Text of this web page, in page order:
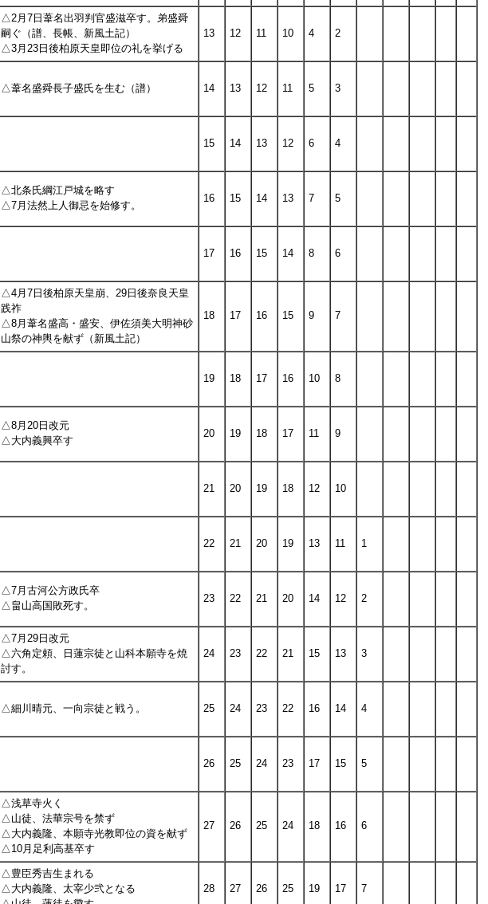
△2月7日葦名出羽判官盛滋卒す。弟盛舜
嗣ぐ（譜、長帳、新風土記）
△3月23日後柏原天皇即位の礼を挙げる
13 12 11 10 4 2
△葦名盛舜長子盛氏を生む（譜） 14 13 12 11 5 3
15 14 13 12 6 4
△北条氏綱江戸城を略す
△7月法然上人御忌を始修す。
16 15 14 13 7 5
17 16 15 14 8 6
△4月7日後柏原天皇崩、29日後奈良天皇
践祚
△8月葦名盛高・盛安、伊佐須美大明神砂
山祭の神輿を献ず（新風土記）
18 17 16 15 9 7
19 18 17 16 10 8
△8月20日改元
△大内義興卒す
20 19 18 17 11 9
21 20 19 18 12 10
22 21 20 19 13 11 1
△7月古河公方政氏卒
△畠山高国敗死す。
23 22 21 20 14 12 2
△7月29日改元
△六角定頼、日蓮宗徒と山科本願寺を焼
討す。
24 23 22 21 15 13 3
△細川晴元、一向宗徒と戦う。 25 24 23 22 16 14 4
26 25 24 23 17 15 5
△浅草寺火く
△山徒、法華宗号を禁ず
△大内義隆、本願寺光教即位の資を献ず
△10月足利高基卒す
27 26 25 24 18 16 6
△豊臣秀吉生まれる
△大内義隆、太宰少弐となる
28 27 26 25 19 17 7